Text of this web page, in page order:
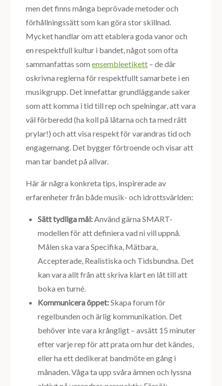
men det finns många beprövade metoder och
förhållningssätt som kan göra stor skillnad.
Mycket handlar om att etablera goda vanor och
en respektfull kultur i bandet, något som ofta
sammanfattas somensembleetikett – de där
oskrivna reglerna för respektfullt samarbete i en
musikgrupp. Det innefattar grundläggande saker
som att komma i tid till rep och spelningar, att vara
väl förberedd (ha koll på låtarna och ta med rätt
prylar!) och att visa respekt för varandras tid och
engagemang. Det bygger förtroende och visar att
man tar bandet på allvar.
Här är några konkreta tips, inspirerade av
erfarenheter från både musik- och idrottsvärlden:
Sätt tydliga mål:Använd gärna SMART-
modellen för att definiera vad ni vill uppnå.
Målen ska vara Specifika, Mätbara,
Accepterade, Realistiska och Tidsbundna. Det
kan vara allt från att skriva klart en låt till att
boka en turné.
Kommunicera öppet:Skapa forum för
regelbunden och ärlig kommunikation. Det
behöver inte vara krångligt – avsätt 15 minuter
efter varje rep för att prata om hur det kändes,
eller ha ett dedikerat bandmöte en gång i
månaden. Våga ta upp svåra ämnen och lyssna